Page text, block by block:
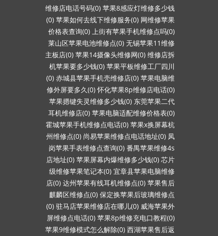
维修店电话号码(0) 苹果8感应灯维修多少钱
(0) 苹果如何去线下维修服务(0) 网维修苹果
价格表查询(0) 上街有苹果手机维修点吗(0)
莱山区苹果电池维修点(0) 无锡苹果11维修
主板店(0) 苹果14摄像头维修网(0) 维修店拆
机苹果要多少钱(0) 苹果平板维修工厂四川
(0) 赤城县苹果手机壳维修店(0) 苹果电脑维
修外屏要多久(0) 怀化苹果8p维修店电话(0)
苹果摁键失灵维修多少钱(0) 东莞苹果二代
耳机维修店(0) 苹果电脑适配维修价格表(0)
霍城苹果手机维修点电话(0) 苹果x换屏幕杭
州维修点(0) 尚易苹果维修点电话地址(0) 凤
岗苹果手表维修点查询(0) 番禺苹果维修4s
店地址(0) 苹果屏幕内爆维修多少钱(0) 芯片
级维修苹果笔记本(0) 宜章县苹果电脑维修
店(0) 达州苹果有线耳机维修点(0) 苹果售后
麒麟区维修点(0) 保定换苹果后玻璃维修点
(0) 驻马店苹果维修店在哪儿(0) 威海苹果外
屏维修点电话(0) 苹果8p维修充电口教程(0)
苹果9维修模式怎么解除(0) 西湖苹果售后返